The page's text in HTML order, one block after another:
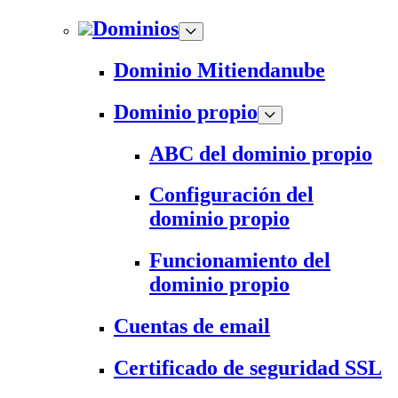
Dominios
Dominio Mitiendanube
Dominio propio
ABC del dominio propio
Configuración del
dominio propio
Funcionamiento del
dominio propio
Cuentas de email
Certificado de seguridad SSL